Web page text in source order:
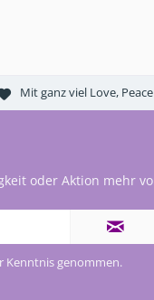
Mit ganz viel Love,
oder Aktion mehr
Kenntnis genommen.